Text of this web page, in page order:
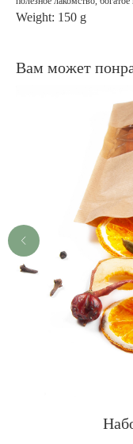
Weight: 150 g
Вам может